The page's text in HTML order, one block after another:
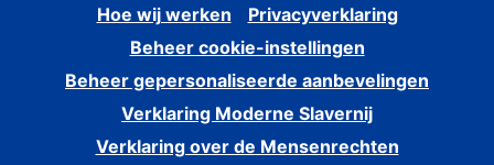
Hoe wij werken
Privacyverklaring
Beheer cookie-instellingen
Beheer gepersonaliseerde aanbevelingen
Verklaring Moderne Slavernij
Verklaring over de Mensenrechten